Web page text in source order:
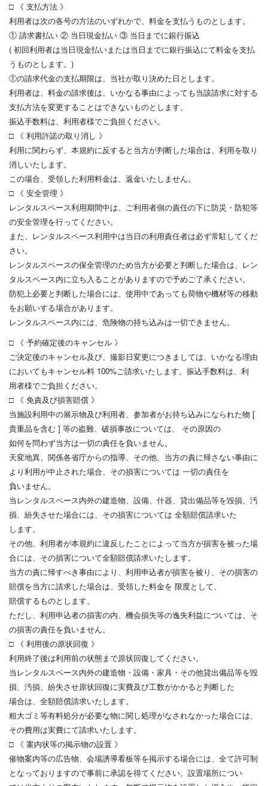
□ 《 支払方法 》
利用者は次の各号の方法のいずれかで、料金を支払うものとします。
① 請求書払い ② 当日現金払い ③ 当日までに銀行振込
( 初回利用者は当日現金払いまたは当日までに銀行振込にて料金を支払
うものとします。)
①の請求代金の支払期限は、当社が取り決めた日とします。
利用者は、料金の請求後は、いかなる事由によっても当該請求に対する
支払方法を変更することはできないものとします。
振込手数料は、利用者様でご負担ください。
□ 《 利用許諾の取り消し 》
利用に関わらず、本規約に反すると当方が判断した場合は、利用を取り
消しいたします。
この場合、受領した利用料金は、返金いたしません。
□ 《 安全管理 》
レンタルスペース利用期間中は、ご利用者側の責任の下に防災・防犯等
の安全管理を行ってください。
また、レンタルスペース利用中は当日の利用責任者は必ず常駐してくだ
さい。
レンタルスペースの保全管理のため当方が必要と判断した場合は、レン
タルスペース内に立ち入ることがありますので予めご了承ください。
防犯上必要と判断した場合には、使用中であっても荷物や機材等の移動
をお願いする場合があります。
レンタルスペース内には、危険物の持ち込みは一切できません。
□ 《 予約確定後のキャンセル 》
ご決定後のキャンセル及び、撮影日変更につきましては、いかなる理由
においてもキャンセル料 100%ご請求いたします。振込手数料は、利
用者様でご負担ください。
□ 《 免責及び損害賠償 》
当施設利用中の展示物及び利用者、参加者がお持ち込みになられた物 [
貴重品を含む ] 等の盗難、破損事故については、 その原因の
如何を問わず当方は一切の責任を負いません。
天変地異、関係各省庁からの指導、その他、当方の責に帰さない事由に
より利用が中止された場合、その損害については 一切の責任を
負いません。
当レンタルスペース内外の建造物、設備、什器、貸出備品等を毀損、汚
損、紛失させた場合には、その損害については 全額賠償請求いた
します。
その他、利用者が本規約に違反したことによって当方が損害を被った場
合には、その損害について全額賠償請求いたします。
当方の責に帰すべき事由により、利用申込者が損害を被り、その損害の
賠償を当方に請求した場合は、受領した料金を 限度として、
賠償するものとします。
ただし、利用申込者の損害の内、機会損失等の逸失利益については、そ
の損害の責任を負いません。
□ 《 利用後の原状回復 》
利用終了後は利用前の状態まで原状回復してください。
当レンタルスペース内外の建造物・設備・家具・その他貸出備品等を毀
損、汚損、紛失させ原状回復に実費及び工数がかかると判断した
場合は、全額賠償請求いたします。
粗大ゴミ等有料処分が必要な物に関し処理がなされなかった場合には、
その費用は実費にて請求いたします。
□ 《 案内状等の掲示物の設置 》
催物案内等の広告物、会場誘導看板等を掲示する場合には、全て許可制
となっておりますので事前に承認を得てください。設置場所につい